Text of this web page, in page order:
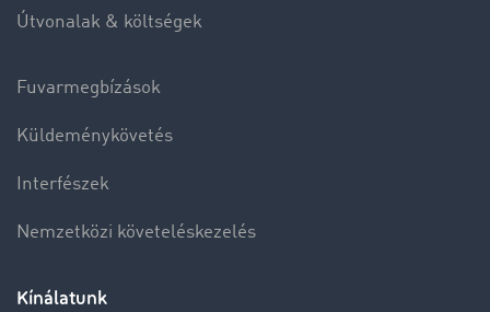
Útvonalak & költségek
Fuvarmegbízások
Küldeménykövetés
Interfészek
Nemzetközi követeléskezelés
Kínálatunk